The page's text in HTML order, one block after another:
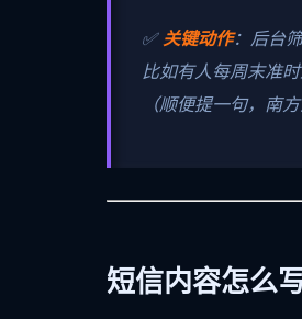
✅关键动作：后台
比如有人每周末准
（顺便提一句，南
短信内容怎么